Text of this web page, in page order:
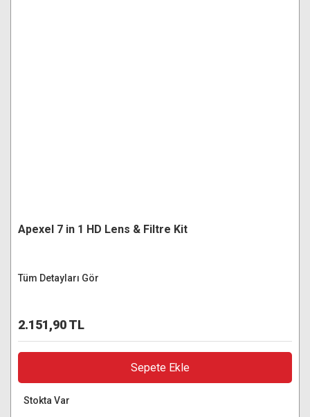
Apexel 7 in 1 HD Lens & Filtre Kit
Tüm Detayları Gör
2.151,90 TL
Sepete Ekle
Stokta Var